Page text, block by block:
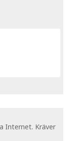
Internet. Kräver